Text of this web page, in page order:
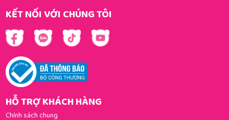
KẾT NỐI VỚI CHÚNG TÔI
HỖ TRỢ KHÁCH HÀNG
Chính sách chung